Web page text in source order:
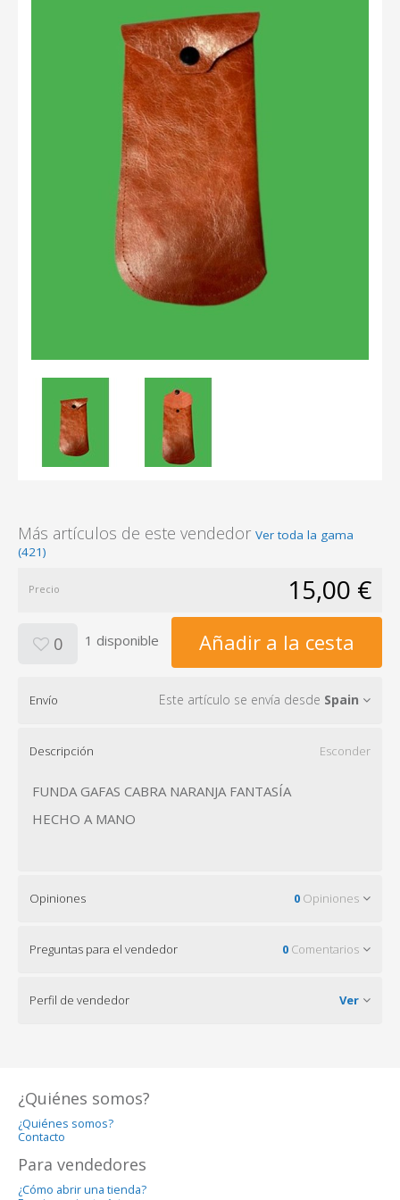
Más artículos de este vendedor Ver toda la gama
(421)
Precio 15,00 €
0 1 disponible Añadir a la cesta
Envío Este artículo se envía desde Spain
Descripción Esconder
FUNDA GAFAS CABRA NARANJA FANTASÍA
HECHO A MANO
Opiniones 0 Opiniones
Preguntas para el vendedor 0 Comentarios
Perfil de vendedor Ver
¿Quiénes somos?
¿Quiénes somos?
Contacto
Para vendedores
¿Cómo abrir una tienda?